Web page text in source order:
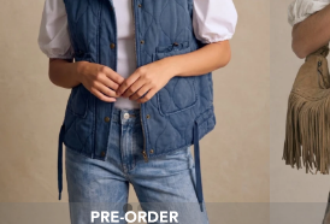
Talle